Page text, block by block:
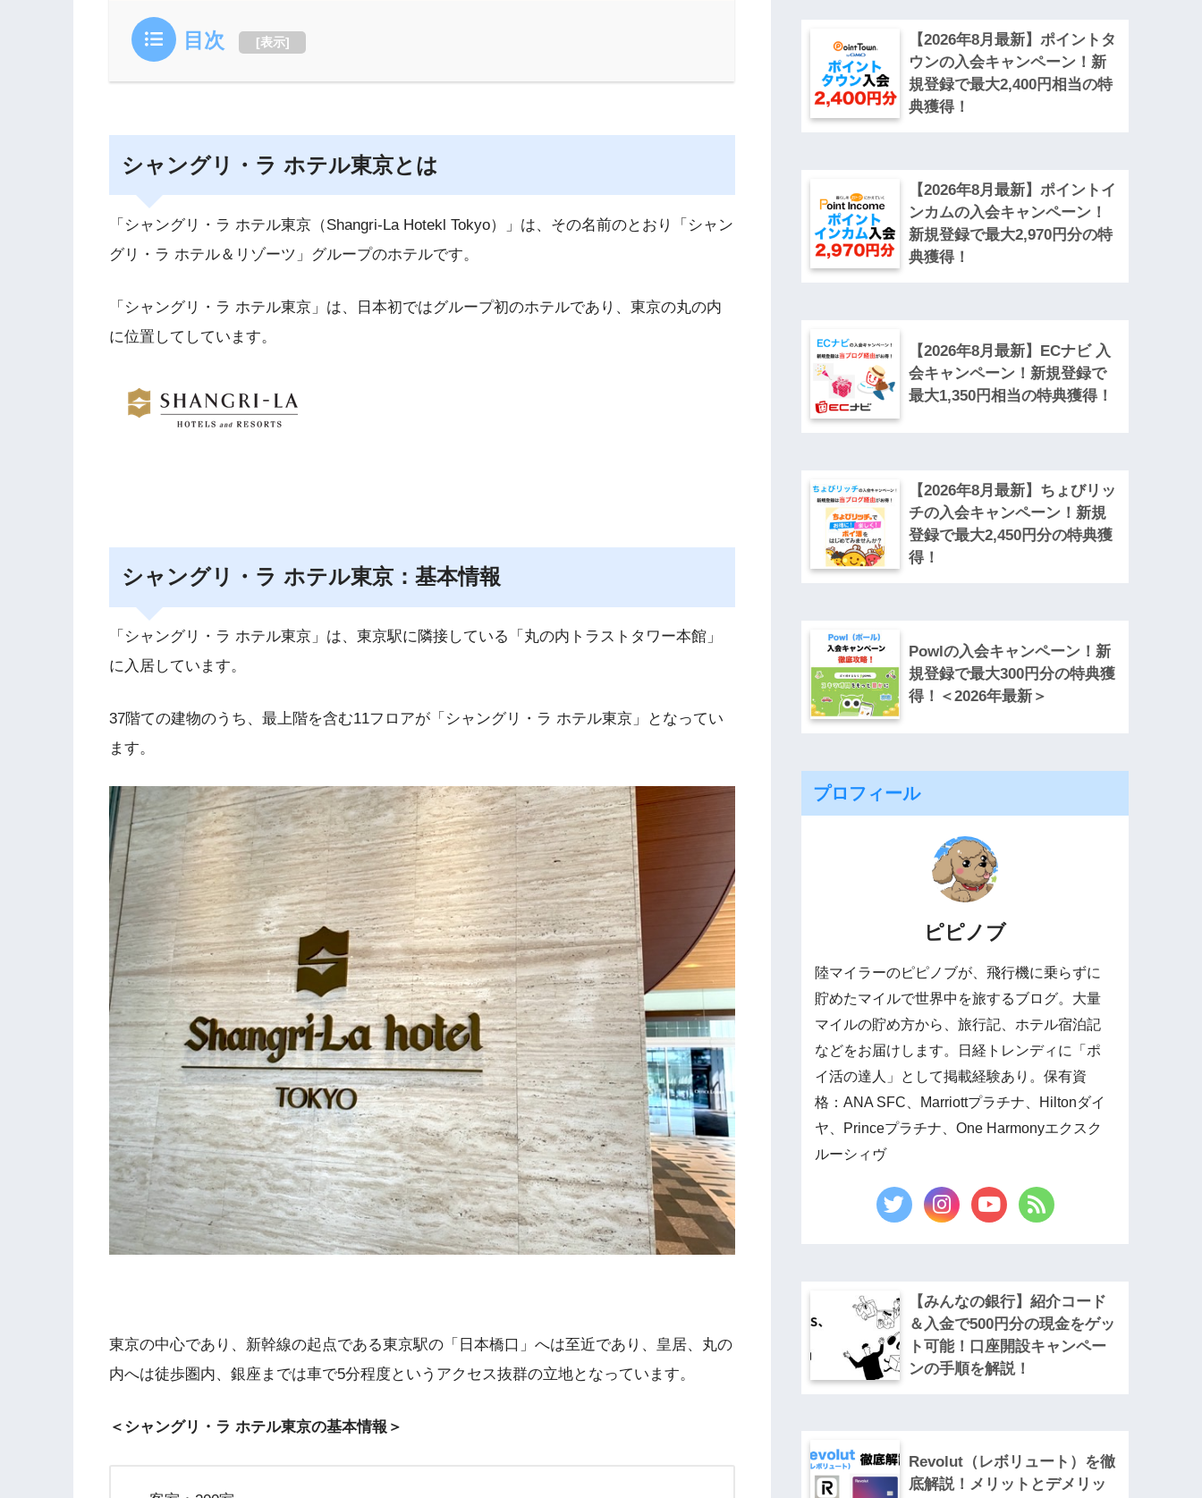
目次 [表示]
シャングリ・ラ ホテル東京とは
「シャングリ・ラ ホテル東京（Shangri-La Hotekl Tokyo）」は、その名前のとおり「シャン
グリ・ラ ホテル＆リゾーツ」グループのホテルです。
「シャングリ・ラ ホテル東京」は、日本初ではグループ初のホテルであり、東京の丸の内
に位置してしています。
シャングリ・ラ ホテル東京：基本情報
「シャングリ・ラ ホテル東京」は、東京駅に隣接している「丸の内トラストタワー本館」
に入居しています。
37階ての建物のうち、最上階を含む11フロアが「シャングリ・ラ ホテル東京」となってい
ます。
東京の中心であり、新幹線の起点である東京駅の「日本橋口」へは至近であり、皇居、丸の
内へは徒歩圏内、銀座までは車で5分程度というアクセス抜群の立地となっています。
＜シャングリ・ラ ホテル東京の基本情報＞
【2026年8月最新】ポイントタ
ウンの入会キャンペーン！新
規登録で最大2,400円相当の特
典獲得！
【2026年8月最新】ポイントイ
ンカムの入会キャンペーン！
新規登録で最大2,970円分の特
典獲得！
【2026年8月最新】ECナビ 入
会キャンペーン！新規登録で
最大1,350円相当の特典獲得！
【2026年8月最新】ちょびリッ
チの入会キャンペーン！新規
登録で最大2,450円分の特典獲
得！
Powlの入会キャンペーン！新
規登録で最大300円分の特典獲
得！＜2026年最新＞
プロフィール
ピピノブ
陸マイラーのピピノブが、飛行機に乗らずに
貯めたマイルで世界中を旅するブログ。大量
マイルの貯め方から、旅行記、ホテル宿泊記
などをお届けします。日経トレンディに「ポ
イ活の達人」として掲載経験あり。保有資
格：ANA SFC、Marriottプラチナ、Hiltonダイ
ヤ、Princeプラチナ、One Harmonyエクスク
ルーシィヴ
【みんなの銀行】紹介コード
＆入金で500円分の現金をゲッ
ト可能！口座開設キャンペー
ンの手順を解説！
Revolut（レボリュート）を徹
底解説！メリットとデメリッ